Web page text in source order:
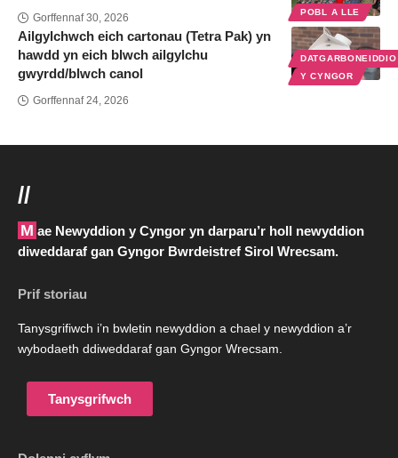
POBL A LLE
Gorffennaf 30, 2026
Y CYNGOR
Ailgylchwch eich cartonau (Tetra Pak) yn
hawdd yn eich blwch ailgylchu
gwyrdd/blwch canol
Gorffennaf 24, 2026
//
Mae Newyddion y Cyngor yn darparu’r holl newyddion
diweddaraf gan Gyngor Bwrdeistref Sirol Wrecsam.
Prif storiau
Tanysgrifiwch i’n bwletin newyddion a chael y newyddion a’r
wybodaeth ddiweddaraf gan Gyngor Wrecsam.
Tanysgrifwch